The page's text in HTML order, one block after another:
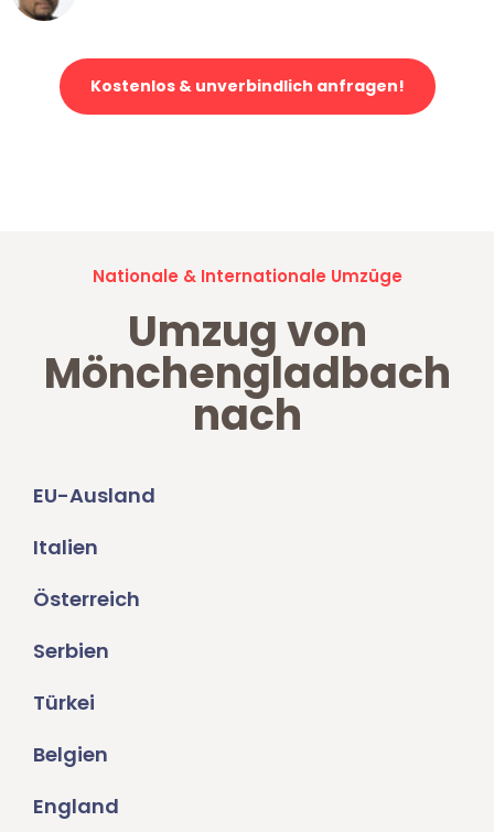
Kostenlos & unverbindlich anfragen!
Nationale & Internationale Umzüge
Umzug von
Mönchengladbach
nach
EU-Ausland
Italien
Österreich
Serbien
Türkei
Belgien
England